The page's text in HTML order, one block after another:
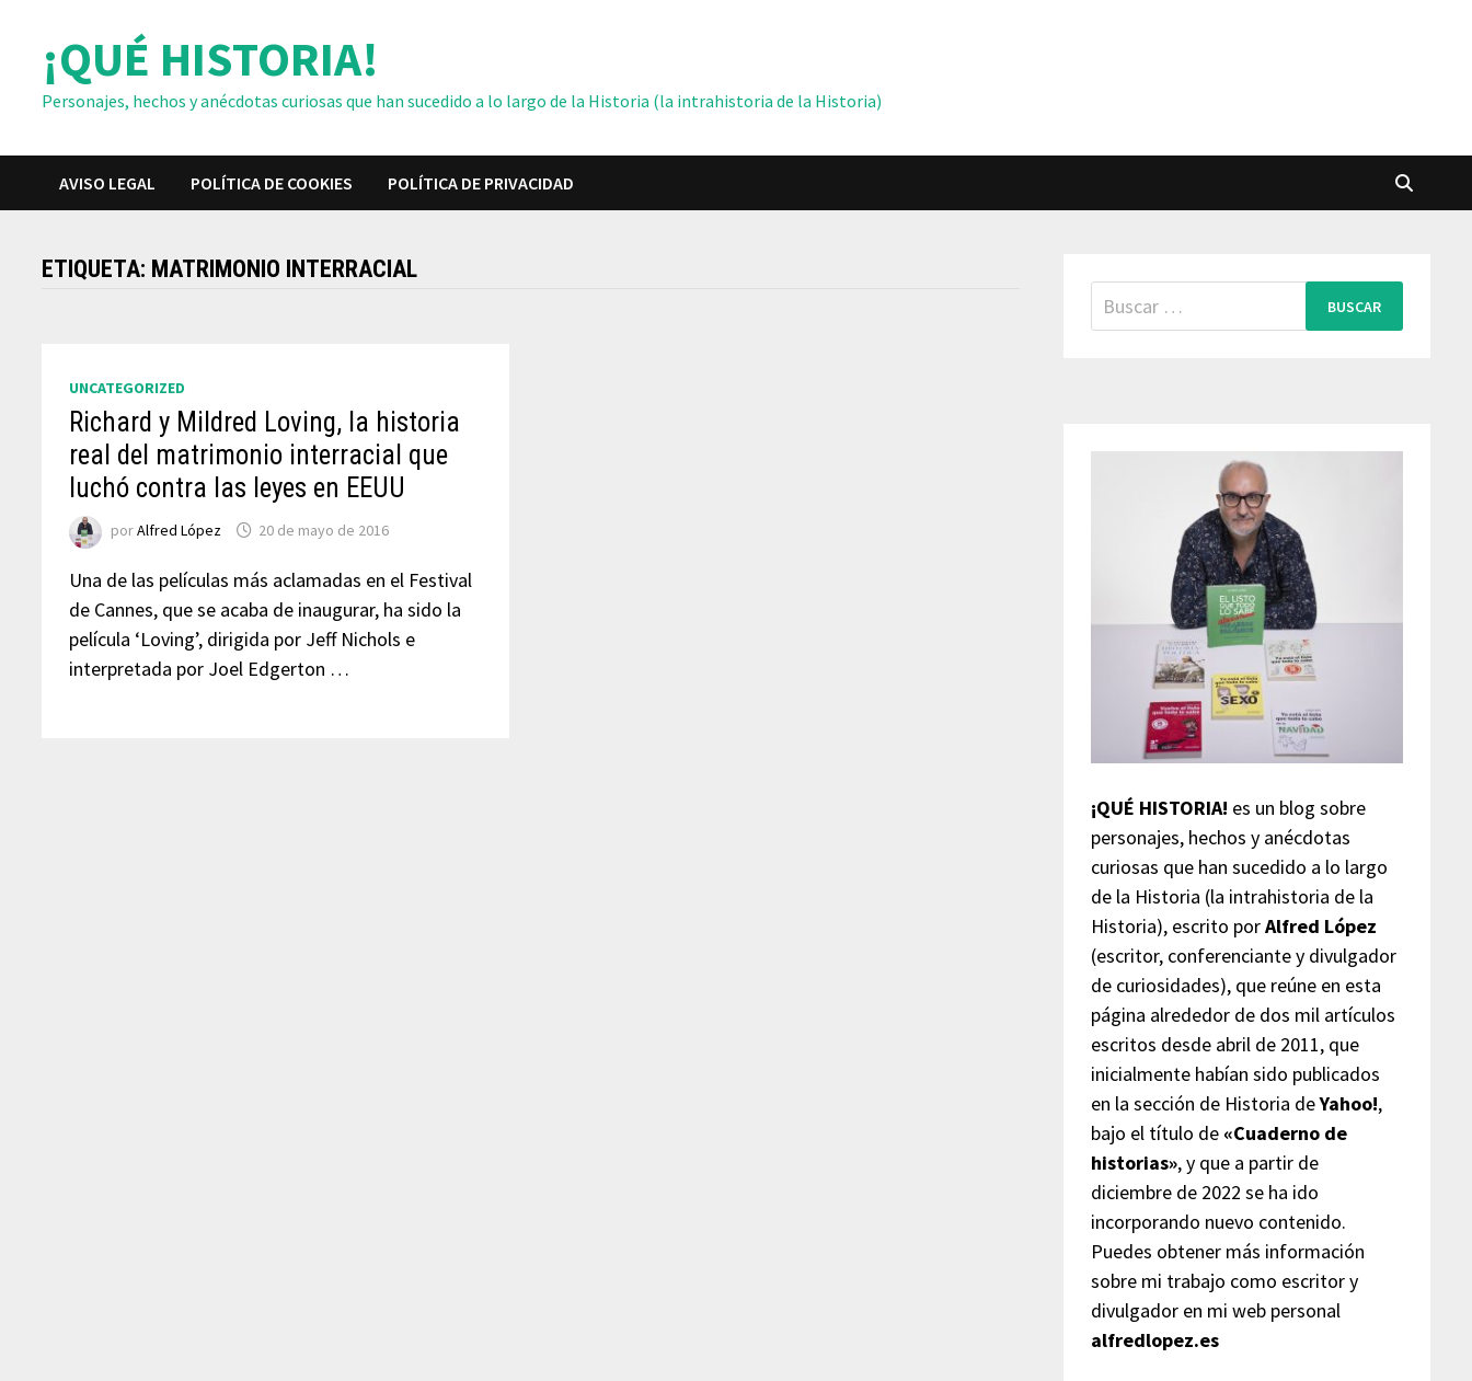
contenido¡QUÉ HISTORIA!
Personajes, hechos y anécdotas curiosas que han sucedido a lo largo de la Historia (la intrahistoria de la Historia)
AVISO LEGAL POLÍTICA DE COOKIES POLÍTICA DE PRIVACIDAD
ETIQUETA: MATRIMONIO INTERRACIAL
UNCATEGORIZED
Richard y Mildred Loving, la historia
real del matrimonio interracial que
luchó contra las leyes en EEUU
porAlfred López 20 de mayo de 2016
Una de las películas más aclamadas en el Festival
de Cannes, que se acaba de inaugurar, ha sido la
película ‘Loving’, dirigida por Jeff Nichols e
interpretada por Joel Edgerton …
Buscar:
¡QUÉ HISTORIA! es un blog sobre
personajes, hechos y anécdotas
curiosas que han sucedido a lo largo
de la Historia (la intrahistoria de la
Historia), escrito porAlfred López
(escritor, conferenciante y divulgador
de curiosidades), que reúne en esta
página alrededor de dos mil artículos
escritos desde abril de 2011, que
inicialmente habían sido publicados
en la sección de Historia deYahoo!,
bajo el título de «Cuaderno de
historias», y que a partir de
diciembre de 2022 se ha ido
incorporando nuevo contenido.
Puedes obtener más información
sobre mi trabajo como escritor y
divulgador en mi web personal
alfredlopez.es